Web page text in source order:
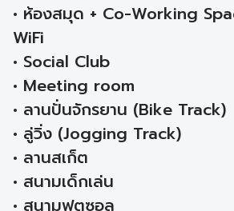
• ห้องสมุด + Co-Working
WiFi
• Social Club
• Meeting room
• ลานปั่นจักรยาน (Bike Track)
• ลู่วิ่ง (Jogging Track)
• ลานสเก็ต
• สนามเด็กเล่น
• สนามฟุตซอล